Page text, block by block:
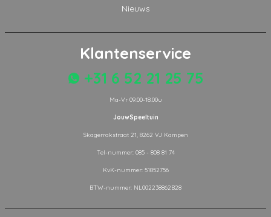
Nieuws
Klantenservice
+31 6 52 21 25 75
Ma-Vr 09.00-18.00u
JouwSpeeltuin
Skagerrakstraat 21, 8262 VJ Kampen
Tel-nummer: 085 - 808 81 74
KvK-nummer: 51852756
BTW-nummer: NL002238862B28